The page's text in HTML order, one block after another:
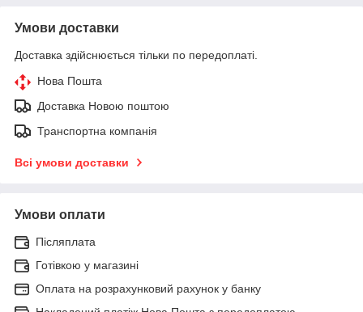
Умови доставки
Доставка здійснюється тільки по передоплаті.
Нова Пошта
Доставка Новою поштою
Транспортна компанія
Всі умови доставки
Умови оплати
Післяплата
Готівкою у магазині
Оплата на розрахунковий рахунок у банку